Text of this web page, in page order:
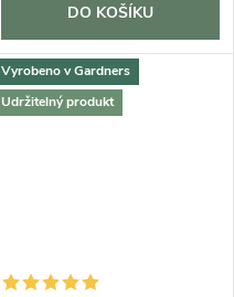
DO KOŠÍKU
Vyrobeno v Gardners
Udržitelný produkt